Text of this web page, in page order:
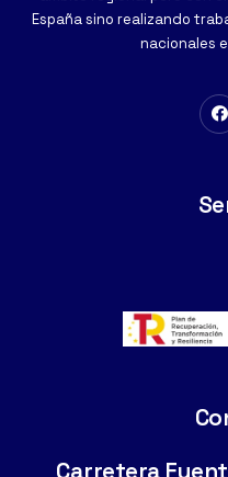
España sino realizando
nacionales
Carretera